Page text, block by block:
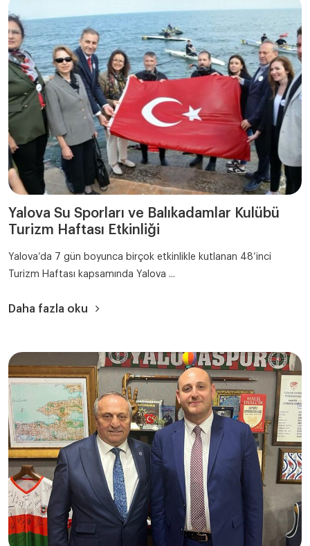
Yalova Su Sporları ve Balıkadamlar Kulübü
Turizm Haftası Etkinliği
Yalova’da 7 gün boyunca birçok etkinlikle kutlanan 48’inci
Turizm Haftası kapsamında Yalova ...
Daha fazla oku